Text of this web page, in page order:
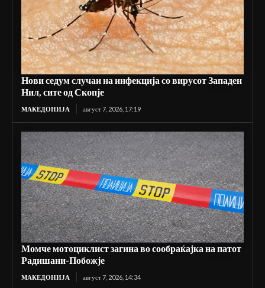
Нови седум случаи на инфекција со вирусот Западен
Нил, сите од Скопје
МАКЕДОНИЈА август 7, 2026, 17:19
Момче мотоциклист загина во сообраќајка на патот
Радишани-Побожје
МАКЕДОНИЈА август 7, 2026, 14:34